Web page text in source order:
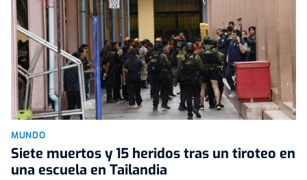
MUNDO
Siete muertos y 15 heridos tras un tiroteo en
una escuela en Tailandia